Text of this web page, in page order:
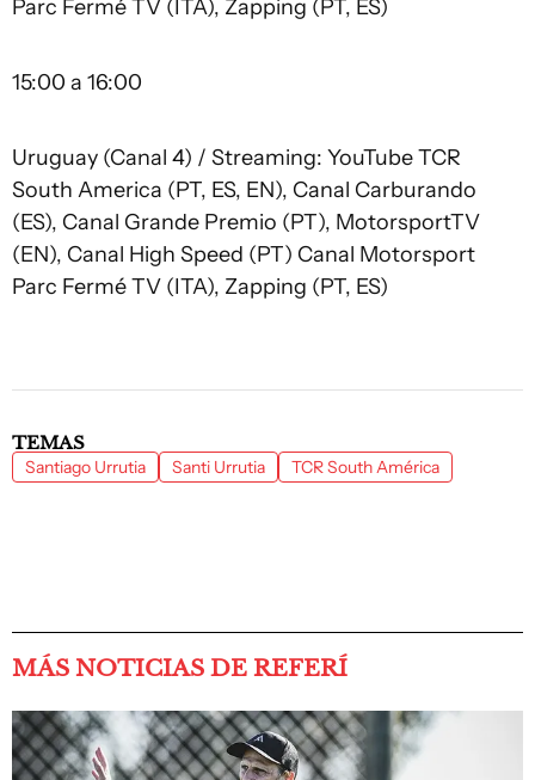
Parc Fermé TV (ITA), Zapping (PT, ES)
15:00 a 16:00
Uruguay (Canal 4) / Streaming: YouTube TCR
South America (PT, ES, EN), Canal Carburando
(ES), Canal Grande Premio (PT), MotorsportTV
(EN), Canal High Speed (PT) Canal Motorsport
Parc Fermé TV (ITA), Zapping (PT, ES)
TEMAS
Santiago Urrutia Santi Urrutia TCR South América
MÁS NOTICIAS DE REFERÍ